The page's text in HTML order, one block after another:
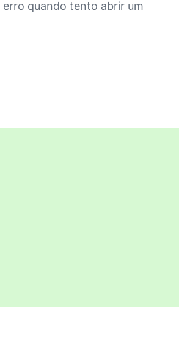
erro quando tento abrir um